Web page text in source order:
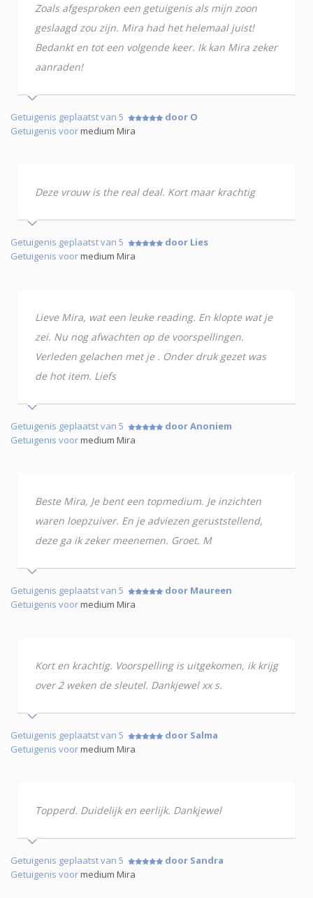
Zoals afgesproken een getuigenis als mijn zoon
geslaagd zou zijn. Mira had het helemaal juist!
Bedankt en tot een volgende keer. Ik kan Mira zeker
aanraden!
Getuigenis geplaatst van 5
door O
Getuigenis voormedium Mira
Deze vrouw is the real deal. Kort maar krachtig
Getuigenis geplaatst van 5
door Lies
Getuigenis voormedium Mira
Lieve Mira, wat een leuke reading. En klopte wat je
zei. Nu nog afwachten op de voorspellingen.
Verleden gelachen met je . Onder druk gezet was
de hot item. Liefs
Getuigenis geplaatst van 5
door Anoniem
Getuigenis voormedium Mira
Beste Mira, Je bent een topmedium. Je inzichten
waren loepzuiver. En je adviezen geruststellend,
deze ga ik zeker meenemen. Groet. M
Getuigenis geplaatst van 5
door Maureen
Getuigenis voormedium Mira
Kort en krachtig. Voorspelling is uitgekomen, ik krijg
over 2 weken de sleutel. Dankjewel xx s.
Getuigenis geplaatst van 5
door Salma
Getuigenis voormedium Mira
Topperd. Duidelijk en eerlijk. Dankjewel
Getuigenis geplaatst van 5
door Sandra
Getuigenis voormedium Mira